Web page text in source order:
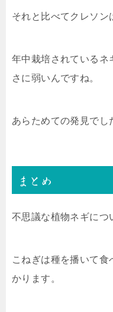
それと比べてクレソン
年中栽培されているネ
さに弱いんですね。
あらためての発見でし
まとめ
不思議な植物ネギにつ
こねぎは種を播いて
かります。